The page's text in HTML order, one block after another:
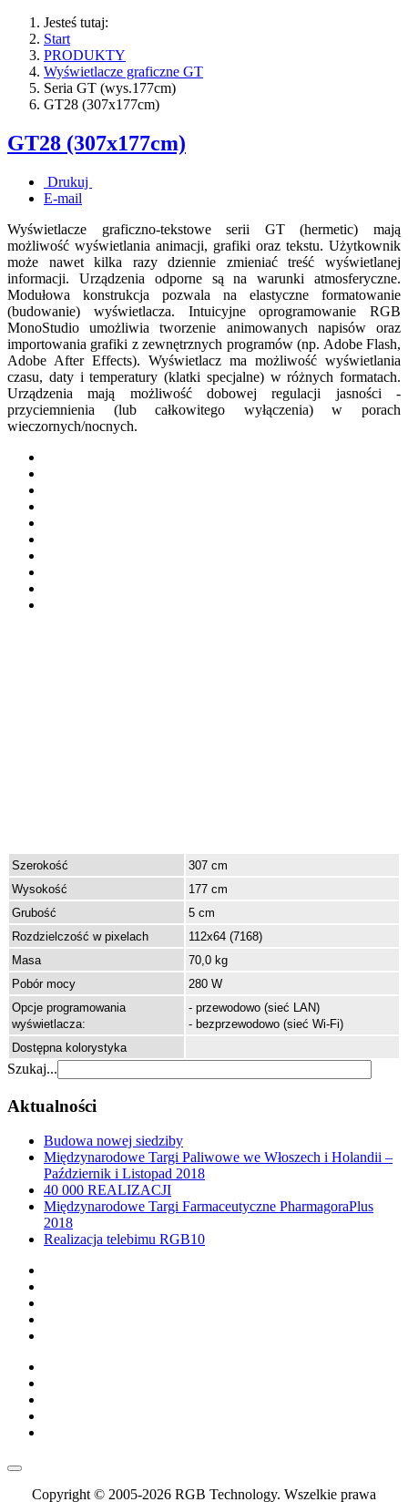
Jesteś tutaj:
Start
PRODUKTY
Wyświetlacze graficzne GT
Seria GT (wys.177cm)
GT28 (307x177cm)
GT28 (307x177cm)
Drukuj
E-mail
Wyświetlacze graficzno-tekstowe serii GT (hermetic) mają
możliwość wyświetlania animacji, grafiki oraz tekstu. Użytkownik
może nawet kilka razy dziennie zmieniać treść wyświetlanej
informacji. Urządzenia odporne są na warunki atmosferyczne.
Modułowa konstrukcja pozwala na elastyczne formatowanie
(budowanie) wyświetlacza. Intuicyjne oprogramowanie RGB
MonoStudio umożliwia tworzenie animowanych napisów oraz
importowania grafiki z zewnętrznych programów (np. Adobe Flash,
Adobe After Effects). Wyświetlacz ma możliwość wyświetlania
czasu, daty i temperatury (klatki specjalne) w różnych formatach.
Urządzenia mają możliwość dobowej regulacji jasności -
przyciemnienia (lub całkowitego wyłączenia) w porach
wieczornych/nocnych.
Szerokość
307 cm
Wysokość
177 cm
Grubość
5 cm
Rozdzielczość w pixelach
112x64 (7168)
Masa
70,0 kg
Pobór mocy
280 W
Opcje programowania
wyświetlacza:
- przewodowo (sieć LAN)
- bezprzewodowo (sieć Wi-Fi)
Dostępna kolorystyka
Szukaj...
Aktualności
Budowa nowej siedziby
Międzynarodowe Targi Paliwowe we Włoszech i Holandii –
Październik i Listopad 2018
40 000 REALIZACJI
Międzynarodowe Targi Farmaceutyczne PharmagoraPlus
2018
Realizacja telebimu RGB10
Copyright © 2005-2026 RGB Technology. Wszelkie prawa